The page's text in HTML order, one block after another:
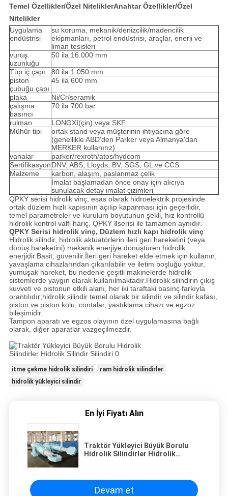
Temel Özellikler/Özel NiteliklerAnahtar Özellikler/Özel
Nitelikler
Uygulama
endüstrisi
su koruma, mekanik/denizcilik/madencilik
ekipmanları, petrol endüstrisi, araçlar, enerji ve
liman tesisleri
vuruş
uzunluğu
50 ila 16.000 mm
Tüp iç çapı
80 ila 1.050 mm
piston
çubuğu çapı
45 ila 600 mm
plaka
Ni/Cr/seramik
çalışma
basıncı
70 ila 700 bar
rulman
LONGXI(çin) veya SKF
Mühür tipi
ortak stand veya müşterinin ihtiyacına göre
(genellikle ABD'den Parker veya Almanya'dan
MERKER kullanırız)
vanalar
parker/rexroth/atos/hydcom
SertifikasyonDNV, ABS, Lloyds, BV, SGS, GL ve CCS
Malzeme
karbon, alaşım, paslanmaz çelik
İmalat başlamadan önce onay için alıcıya
sunulacak detay imalat çizimleri
QPKY serisi hidrolik vinç, esas olarak hidroelektrik projesinde
ortak düzlem hızlı kapısının açılıp kapanması için geçerlidir,
temel parametreler ve kurulum boyutunun şekli, hız kontrollü
hidrolik kontrol valfi hariç, QPKY Ⅱserisi ile tamamen aynıdır.
QPKY Serisi hidrolik vinç, Düzlem hızlı kapı hidrolik vinç
Hidrolik silindir, hidrolik aktüatörlerin ileri geri hareketini (veya
dönüş hareketini) mekanik enerjiye dönüştüren hidrolik
enerjidir.Basit, güvenilir.İleri geri hareket elde etmek için kullanın,
yavaşlama cihazlarından çıkarılabilir ve iletim boşluğu yoktur,
yumuşak hareket, bu nedenle çeşitli makinelerde hidrolik
sistemlerde yaygın olarak kullanılmaktadır.Hidrolik silindirin çıkış
kuvveti ve pistonun etkili alanı, her iki taraftaki basınç farkıyla
orantılıdır;hidrolik silindir temel olarak bir silindir ve silindir kafası,
piston ve piston kolu, contalar, yastıklama cihazı ve egzoz
bileşimidir.
Tampon aparatı ve egzos olayının özel uygulamasına bağlı
olarak, diğer aparatlar vazgeçilmezdir.
itme çekme hidrolik silindiri
ram hidrolik silindirler
hidrolik yükleyici silindir
En İyi Fiyatı Alın
Traktör Yükleyici Büyük Borulu
Hidrolik Silindirler Hidrolik
Devam et